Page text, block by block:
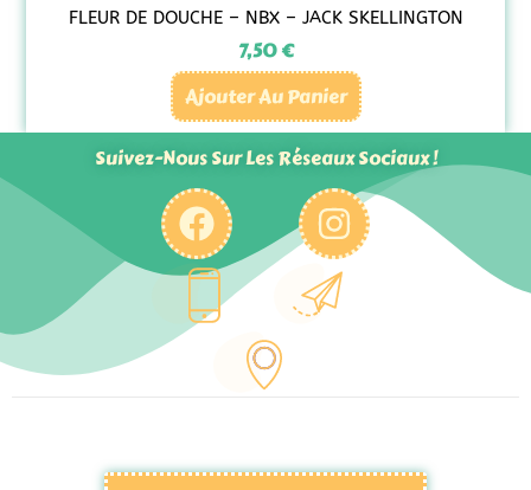
FLEUR DE DOUCHE – NBX – JACK SKELLINGTON
7,50€
Ajouter Au Panier
Suivez-Nous Sur Les Réseaux Sociaux !